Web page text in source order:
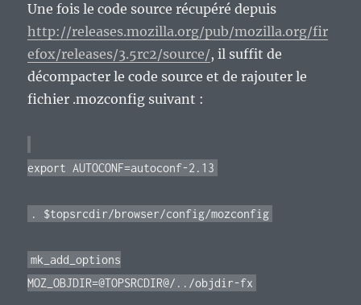
Une fois le code source récupéré depuis
http://releases.mozilla.org/pub/mozilla.org/fir
efox/releases/3.5rc2/source/, il suffit de
décompacter le code source et de rajouter le
fichier .mozconfig suivant :
export AUTOCONF=autoconf-2.13
. $topsrcdir/browser/config/mozconfig
mk_add_options
MOZ_OBJDIR=@TOPSRCDIR@/../objdir-fx